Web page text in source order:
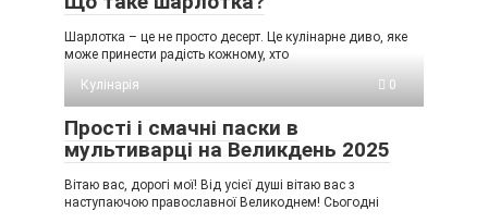
Шарлотка – це не просто десерт. Це кулінарне диво, яке
може принести радість кожному, хто
Кулінарія
0
Прості і смачні паски в
мультиварці на Великдень 2025
Вітаю вас, дорогі мої! Від усієї душі вітаю вас з
наступаючою православної Великоднем! Сьогодні